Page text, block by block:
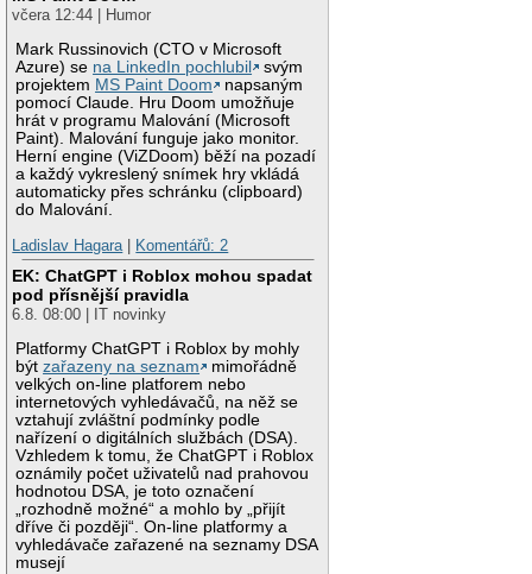
včera 12:44 | Humor
Mark Russinovich (CTO v Microsoft
Azure) se na LinkedIn pochlubil
svým
projektem MS Paint Doom
napsaným
pomocí Claude. Hru Doom umožňuje
hrát v programu Malování (Microsoft
Paint). Malování funguje jako monitor.
Herní engine (ViZDoom) běží na pozadí
a každý vykreslený snímek hry vkládá
automaticky přes schránku (clipboard)
do Malování.
Ladislav Hagara
Komentářů: 2
EK: ChatGPT i Roblox mohou spadat
pod přísnější pravidla
6.8. 08:00 | IT novinky
Platformy ChatGPT i Roblox by mohly
býtzařazeny na seznam
mimořádně
velkých on-line platforem nebo
internetových vyhledávačů, na něž se
vztahují zvláštní podmínky podle
nařízení o digitálních službách (DSA).
Vzhledem k tomu, že ChatGPT i Roblox
oznámily počet uživatelů nad prahovou
hodnotou DSA, je toto označení
„rozhodně možné“ a mohlo by „přijít
dříve či později“. On-line platformy a
vyhledávače zařazené na seznamy DSA
musejí